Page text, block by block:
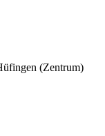
(Zentrum)